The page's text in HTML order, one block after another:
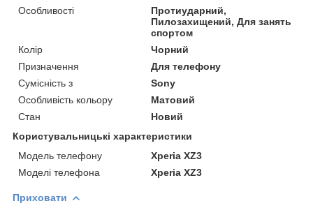
Особливості
Протиударний,
Пилозахищений, Для занять
спортом
Колір
Чорний
Призначення
Для телефону
Сумісність з
Sony
Особливість кольору
Матовий
Стан
Новий
Користувальницькі характеристики
Модель телефону
Xperia XZ3
Моделі телефона
Xperia XZ3
Приховати